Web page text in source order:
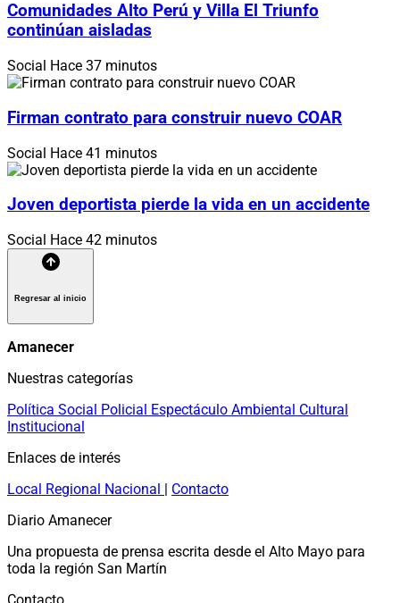
Comunidades Alto Perú y Villa El Triunfo
continúan aisladas
Social Hace 37 minutos
Firman contrato para construir nuevo COAR
Social Hace 41 minutos
Joven deportista pierde la vida en un accidente
Social Hace 42 minutos
Regresar al inicio
Amanecer
Nuestras categorías
Política Social Policial Espectáculo Ambiental Cultural
Institucional
Enlaces de interés
Local Regional Nacional | Contacto
Diario Amanecer
Una propuesta de prensa escrita desde el Alto Mayo para
toda la región San Martín
Contacto